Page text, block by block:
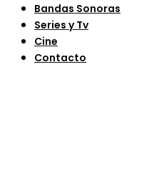
Bandas Sonoras
Series y Tv
Cine
Contacto